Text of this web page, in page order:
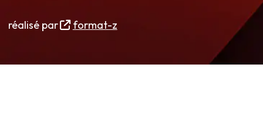
réalisé par format-z